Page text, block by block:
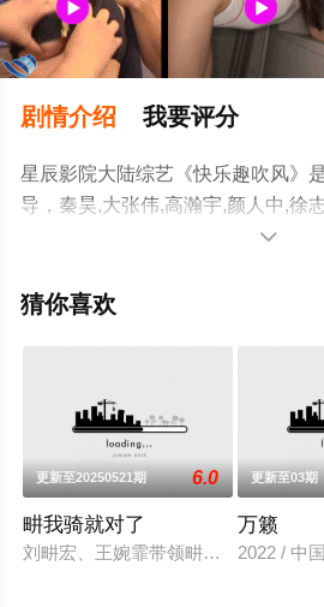
剧情介绍 我要评分
星辰影院大陆综艺《快乐趣吹风》
导，秦昊,大张伟,高瀚宇,颜人中,徐
演绎的中国大陆综艺，手机免费观
艺、电视猫或剧情网等平台了解。

猜你喜欢
更新至20250521期 6.0
畊我骑就对了
刘畊宏、王婉霏带领畊练村的小伙伴
更新至03期
万籁
2022 / 中